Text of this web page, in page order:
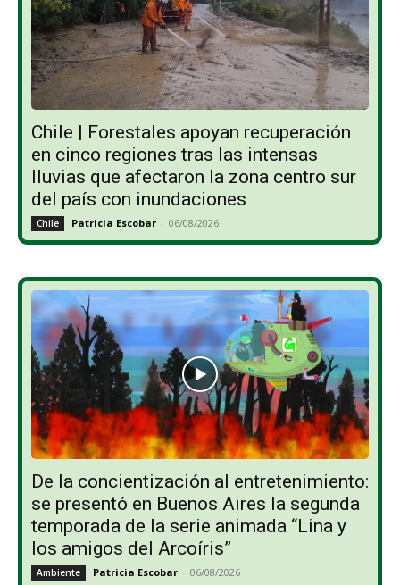
Chile | Forestales apoyan recuperación
en cinco regiones tras las intensas
lluvias que afectaron la zona centro sur
del país con inundaciones
Chile Patricia Escobar - 06/08/2026
De la concientización al entretenimiento:
se presentó en Buenos Aires la segunda
temporada de la serie animada “Lina y
los amigos del Arcoíris”
Ambiente Patricia Escobar - 06/08/2026